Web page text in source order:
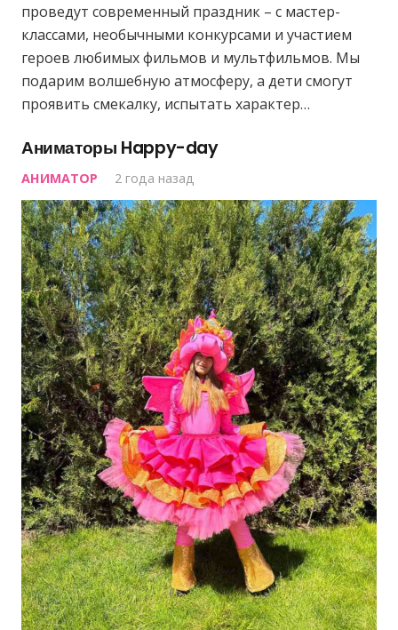
проведут современный праздник – с мастер-
классами, необычными конкурсами и участием
героев любимых фильмов и мультфильмов. Мы
подарим волшебную атмосферу, а дети смогут
проявить смекалку, испытать характер…
Аниматоры Happy-day
АНИМАТОР 2 года назад